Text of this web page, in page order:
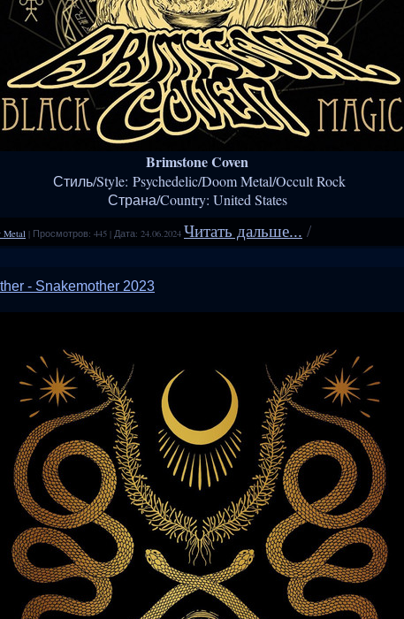
Brimstone Coven
Стиль/Style: Psychedelic/Doom Metal/Occult Rock
Страна/Country: United States
Metal | Просмотров: 445 | Дата: 24.06.2024 Читать дальше... /
- Snakemother 2023